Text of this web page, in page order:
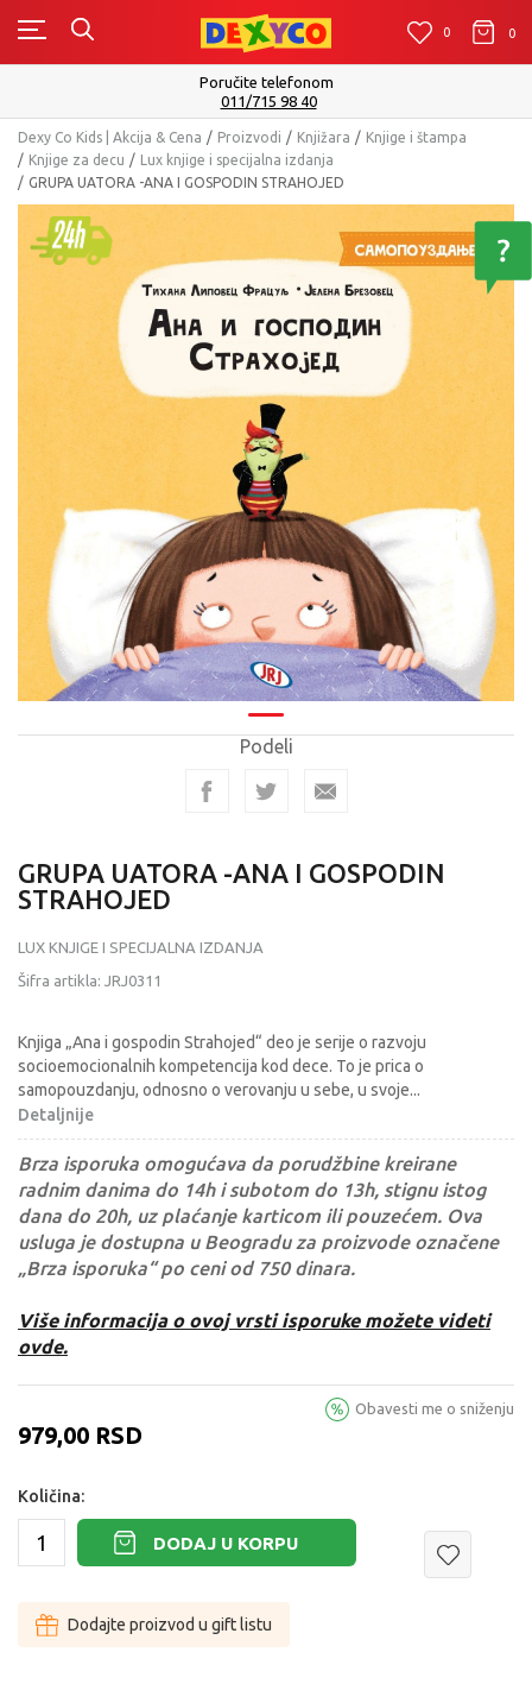
0 0 0
Isporuku možete očekivati u roku od 2 do 4 radna
Dexy Co Kids | Akcija & Cena Proizvodi Knjižara
Knjige i štampa
Knjige za decu
Lux knjige i specijalna izdanja
GRUPA UATORA -ANA I GOSPODIN STRAHOJED
Podeli
GRUPA UATORA -ANA I GOSPODIN
STRAHOJED
LUX KNJIGE I SPECIJALNA IZDANJA
Šifra artikla: JRJ0311
Knjiga „Ana i gospodin Strahojed“ deo je serije o razvoju
socioemocionalnih kompetencija kod dece. To je prica o
samopouzdanju, odnosno o verovanju u sebe, u svoje...
Detaljnije
Brza isporuka omogućava da porudžbine kreirane
radnim danima do 14h i subotom do 13h, stignu istog
dana do 20h, uz plaćanje karticom ili pouzećem. Ova
usluga je dostupna u Beogradu za proizvode označene
„Brza isporuka“ po ceni od 750 dinara.
Više informacija o ovoj vrsti isporuke možete videti
ovde.
979,00 RSD
Obavesti me o sniženju
Količina:
DODAJ U KORPU
Dodajte proizvod u gift listu